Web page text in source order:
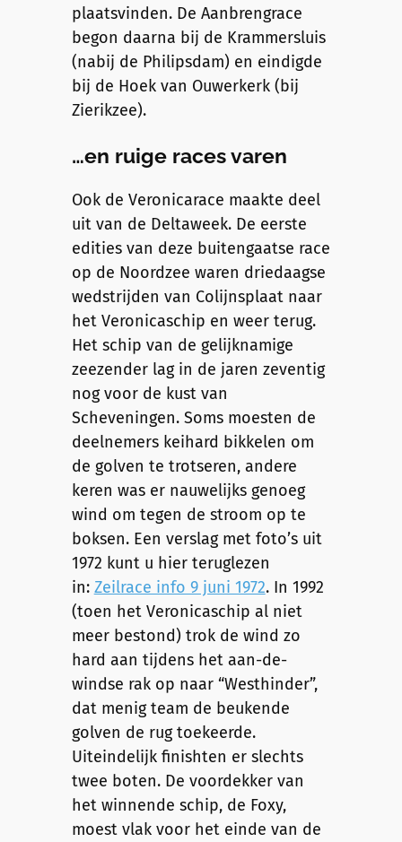
plaatsvinden. De Aanbrengrace
begon daarna bij de Krammersluis
(nabij de Philipsdam) en eindigde
bij de Hoek van Ouwerkerk (bij
Zierikzee).
…en ruige races varen
Ook de Veronicarace maakte deel
uit van de Deltaweek. De eerste
edities van deze buitengaatse race
op de Noordzee waren driedaagse
wedstrijden van Colijnsplaat naar
het Veronicaschip en weer terug.
Het schip van de gelijknamige
zeezender lag in de jaren zeventig
nog voor de kust van
Scheveningen. Soms moesten de
deelnemers keihard bikkelen om
de golven te trotseren, andere
keren was er nauwelijks genoeg
wind om tegen de stroom op te
boksen. Een verslag met foto’s uit
1972 kunt u hier teruglezen
in: Zeilrace info 9 juni 1972. In 1992
(toen het Veronicaschip al niet
meer bestond) trok de wind zo
hard aan tijdens het aan-de-
windse rak op naar “Westhinder”,
dat menig team de beukende
golven de rug toekeerde.
Uiteindelijk finishten er slechts
twee boten. De voordekker van
het winnende schip, de Foxy,
moest vlak voor het einde van de